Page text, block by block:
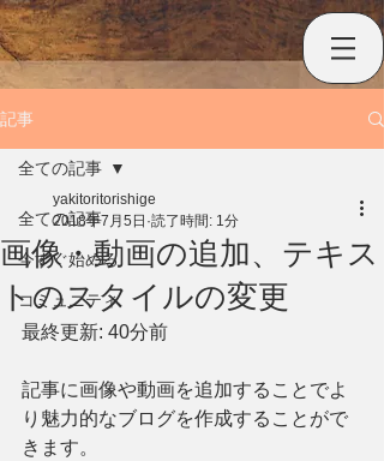
記事
全ての記事
今すぐ始める
コミュニティ
全ての記事
画像・動画の追加、テキス
トのスタイルの変更
yakitoritorishige
2018年7月5日 読了時間: 1分
最終更新: 40分前
記事に画像や動画を追加することでよ
り魅力的なブログを作成することがで
きます。